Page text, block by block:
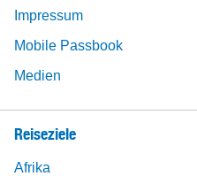
Impressum
Mobile Passbook
Medien
Reiseziele
Afrika